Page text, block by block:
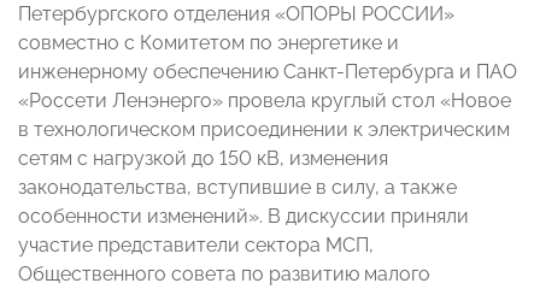
Петербургского отделения «ОПОРЫ РОССИИ»
совместно с Комитетом по энергетике и
инженерному обеспечению Санкт-Петербурга и ПАО
«Россети Ленэнерго» провела круглый стол «Новое
в технологическом присоединении к электрическим
сетям с нагрузкой до 150 кВ, изменения
законодательства, вступившие в силу, а также
особенности изменений». В дискуссии приняли
участие представители сектора МСП,
Общественного совета по развитию малого